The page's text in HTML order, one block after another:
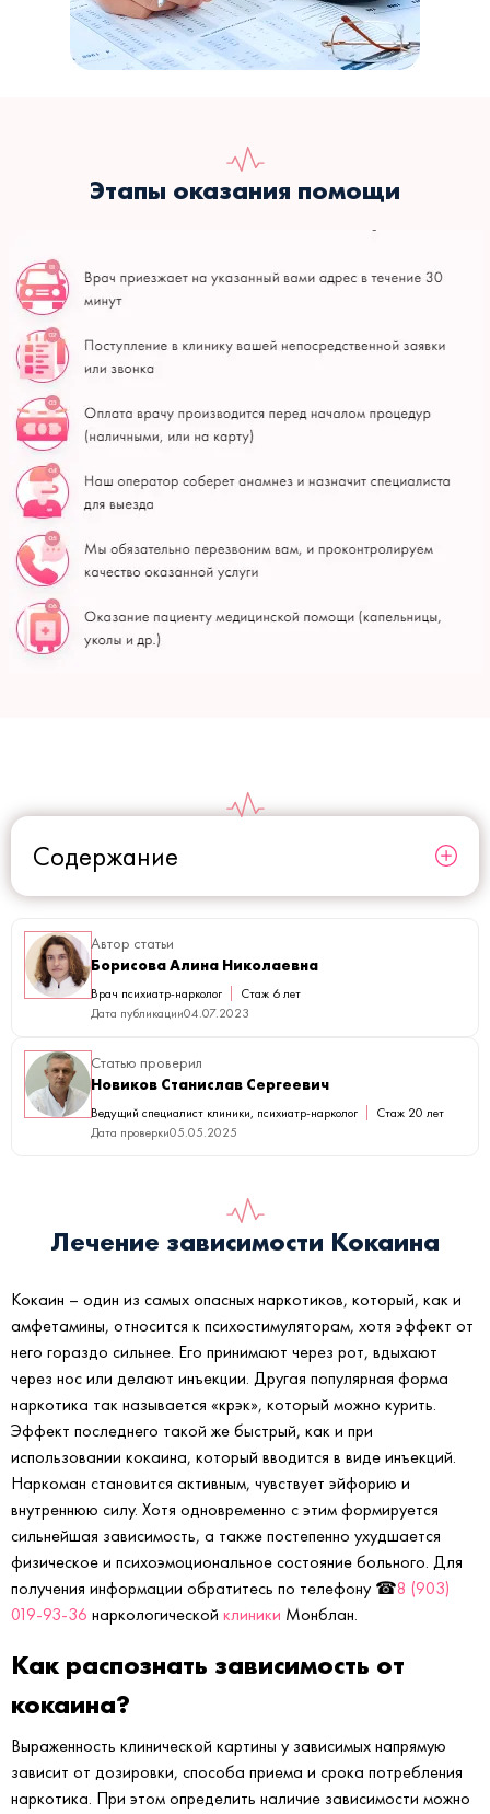
Этапы оказания помощи
Содержание
Автор статьи
Борисова Алина Николаевна
Врач психиатр-нарколог
Стаж 6 лет
Дата публикации04.07.2023
Статью проверил
Новиков Станислав Сергеевич
Ведущий специалист клиники, психиатр-нарколог
Стаж 20 лет
Дата проверки05.05.2025
Лечение зависимости Кокаина
Кокаин – один из самых опасных наркотиков, который, как и
амфетамины, относится к психостимуляторам, хотя эффект от
него гораздо сильнее. Его принимают через рот, вдыхают
через нос или делают инъекции. Другая популярная форма
наркотика так называется «крэк», который можно курить.
Эффект последнего такой же быстрый, как и при
использовании кокаина, который вводится в виде инъекций.
Наркоман становится активным, чувствует эйфорию и
внутреннюю силу. Хотя одновременно с этим формируется
сильнейшая зависимость, а также постепенно ухудшается
физическое и психоэмоциональное состояние больного. Для
получения информации обратитесь по телефону ☎8 (903)
019-93-36 наркологической клиники Монблан.
Как распознать зависимость от
кокаина?
Выраженность клинической картины у зависимых напрямую
зависит от дозировки, способа приема и срока потребления
наркотика. При этом определить наличие зависимости можно